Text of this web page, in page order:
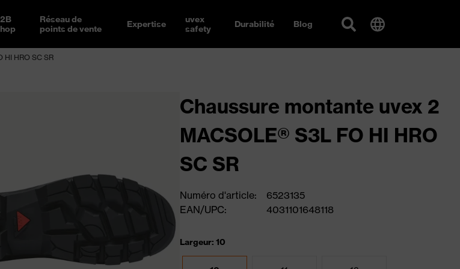
Réseau de
points de vente
Expertise
uvex
safety
Durabilité Blog
HI HRO SC SR
Chaussure montante uvex 2
MACSOLE® S3L FO HI HRO
SC SR
Numéro d'article:
6523135
EAN/UPC:
4031101648118
Largeur: 10